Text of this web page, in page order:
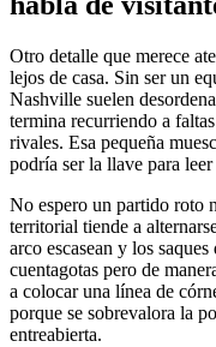
Otro detalle que merece
lejos de casa. Sin ser un
Nashville suelen
termina recurriendo a
rivales. Esa pequeña
podría ser la llave para
No espero un partido roto
territorial tiende a
arco escasean y los
cuentagotas pero de
a colocar una línea de
porque se sobrevalora la
entreabierta.